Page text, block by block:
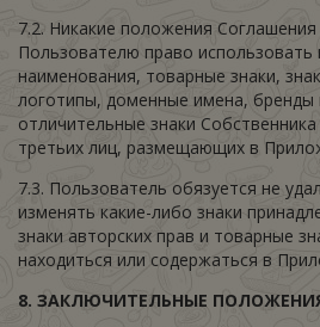
7.2. Никакие положения
Пользователю право
наименования, товарные знаки,
логотипы, доменные имена, бренды
отличительные знаки
третьих лиц, размещающих в
7.3. Пользователь обязуется не
изменять какие-либо знаки
знаки авторских прав и товарные
находиться или содержаться в
8. ЗАКЛЮЧИТЕЛЬНЫЕ